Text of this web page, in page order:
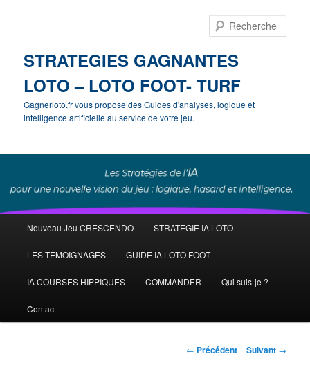
STRATEGIES GAGNANTES
LOTO – LOTO FOOT- TURF
Gagnerloto.fr vous propose des Guides d'analyses, logique et
intelligence artificielle au service de votre jeu.
principal
Aller
au
contenu
Nouveau Jeu CRESCENDO STRATEGIE IA LOTO
LES TEMOIGNAGES GUIDE IA LOTO FOOT
IA COURSES HIPPIQUES COMMANDER Qui suis-je ?
Contact
Navigation
← Précédent Suivant →